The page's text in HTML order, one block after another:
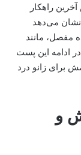
راهکار
نشان می‌دهد
مفصل، مانند
ادامه این پست
برای زانو درد
و